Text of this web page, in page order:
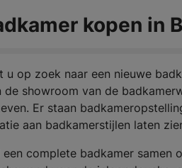
kopen in
u op zoek naar een nieuwe
de showroom van de
Er staan
aan badkamerstijlen laten
een complete badkamer samen